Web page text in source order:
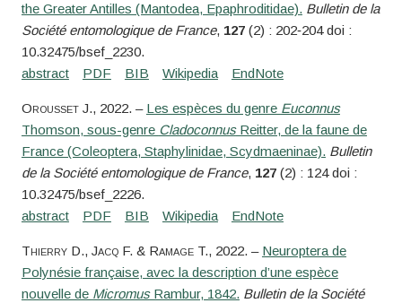
the Greater Antilles (Mantodea, Epaphroditidae). Bulletin de la
Société entomologique de France, 127(2) : 202‑204 doi :
10.32475/bsef_2230.
OroussetJ., 2022. – Les espèces du genre Euconnus
Thomson, sous-genre CladoconnusReitter, de la faune de
France (Coleoptera, Staphylinidae, Scydmaeninae). Bulletin
de la Société entomologique de France, 127(2) : 124 doi :
10.32475/bsef_2226.
ThierryD., JacqF. & RamageT., 2022. – Neuroptera de
Polynésie française, avec la description d’une espèce
nouvelle de MicromusRambur, 1842. Bulletin de la Société